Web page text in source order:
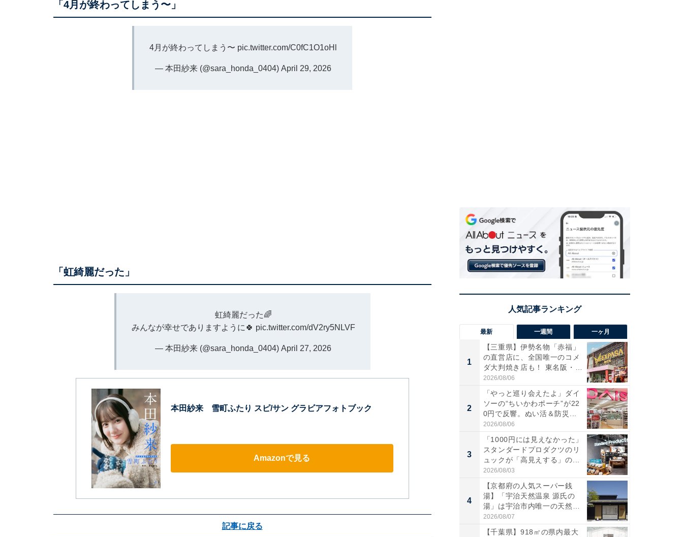
「4月が終わってしまう〜」
4月が終わってしまう〜 pic.twitter.com/C0fC1O1oHl
— 本田紗来 (@sara_honda_0404) April 29, 2026
「虹綺麗だった」
虹綺麗だった🌈
みんなが幸せでありますように🍀 pic.twitter.com/dV2ry5NLVF
— 本田紗来 (@sara_honda_0404) April 27, 2026
本田紗来 雪町ふたり スピ/サン グラビアフォトブック
Amazonで見る
記事に戻る
最新 一週間 一ヶ月
1
【三重県】伊勢名物「赤福」
の直営店に、全国唯一のコメ
ダ大判焼き店も！ 東名阪・
伊...
2026/08/06
2
「やっと巡り会えたよ」ダイ
ソーの“ちいかわポーチ”が22
0円で反響。ぬい活＆防災...
2026/08/06
3
「1000円には見えなかった」
スタンダードプロダクツのリ
ュックが「高見えする」の...
2026/08/03
4
【京都府の人気スーパー銭
湯】「宇治天然温泉 源氏の
湯」は宇治市内唯一の天然温
泉と...
2026/08/07
【千葉県】918㎡の県内最大